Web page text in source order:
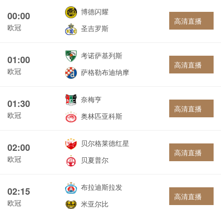
00:00
欧冠
博德闪耀
圣吉罗斯
高清直播
01:00
欧冠
考诺萨基列斯
萨格勒布迪纳摩
高清直播
01:30
欧冠
奈梅亨
奥林匹亚科斯
高清直播
02:00
欧冠
贝尔格莱德红星
贝夏普尔
高清直播
02:15
欧冠
布拉迪斯拉发
米亚尔比
高清直播